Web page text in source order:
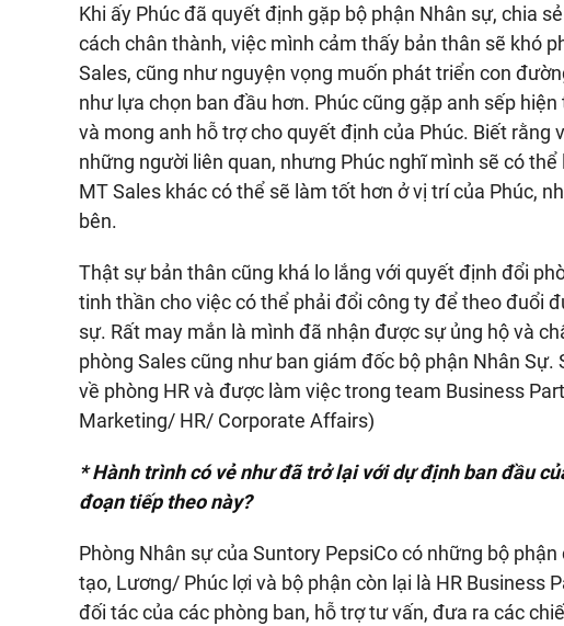
Khi ấy Phúc đã quyết định gặp bộ phận Nhân sự, chia
cách chân thành, việc mình cảm thấy bản thân sẽ khó
Sales, cũng như nguyện vọng muốn phát triển con
như lựa chọn ban đầu hơn. Phúc cũng gặp anh sếp
và mong anh hỗ trợ cho quyết định của Phúc. Biết rằng
những người liên quan, nhưng Phúc nghĩ mình sẽ có
MT Sales khác có thể sẽ làm tốt hơn ở vị trí của Phúc,
bên.
Thật sự bản thân cũng khá lo lắng với quyết định đổi
tinh thần cho việc có thể phải đổi công ty để theo đuổi
sự. Rất may mắn là mình đã nhận được sự ủng hộ và
phòng Sales cũng như ban giám đốc bộ phận Nhân
về phòng HR và được làm việc trong team Business
Marketing/ HR/ Corporate Affairs)
* Hành trình có vẻ như đã trở lại với dự định ban đầu
đoạn tiếp theo này?
Phòng Nhân sự của Suntory PepsiCo có những bộ
tạo, Lương/ Phúc lợi và bộ phận còn lại là HR Business
đối tác của các phòng ban, hỗ trợ tư vấn, đưa ra các